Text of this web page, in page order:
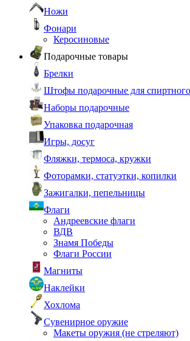
Ножи
Фонари
Керосиновые
Подарочные товары
Брелки
Штофы подарочные для спиртного
Наборы подарочные
Упаковка подарочная
Игры, досуг
Фляжки, термоса, кружки
Фоторамки, статуэтки, копилки
Зажигалки, пепельницы
Флаги
Андреевские флаги
ВДВ
Знамя Победы
Флаги России
Магниты
Наклейки
Хохлома
Сувенирное оружие
Макеты оружия (не стреляют)